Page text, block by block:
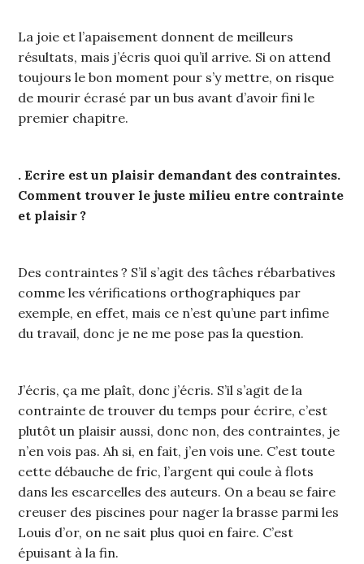
La joie et l’apaisement donnent de meilleurs
résultats, mais j’écris quoi qu’il arrive. Si on attend
toujours le bon moment pour s’y mettre, on risque
de mourir écrasé par un bus avant d’avoir fini le
premier chapitre.
. Ecrire est un plaisir demandant des contraintes.
Comment trouver le juste milieu entre contrainte
et plaisir ?
Des contraintes ? S’il s’agit des tâches rébarbatives
comme les vérifications orthographiques par
exemple, en effet, mais ce n’est qu’une part infime
du travail, donc je ne me pose pas la question.
J’écris, ça me plaît, donc j’écris. S’il s’agit de la
contrainte de trouver du temps pour écrire, c’est
plutôt un plaisir aussi, donc non, des contraintes, je
n’en vois pas. Ah si, en fait, j’en vois une. C’est toute
cette débauche de fric, l’argent qui coule à flots
dans les escarcelles des auteurs. On a beau se faire
creuser des piscines pour nager la brasse parmi les
Louis d’or, on ne sait plus quoi en faire. C’est
épuisant à la fin.